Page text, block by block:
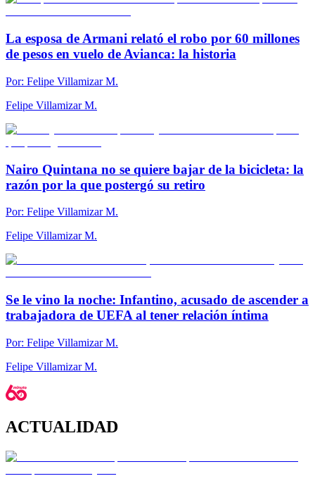
La esposa de Armani relató el robo por 60 millones
de pesos en vuelo de Avianca: la historia
Por: Felipe Villamizar M.
Felipe Villamizar M.
Nairo Quintana no se quiere bajar de la bicicleta: la
razón por la que postergó su retiro
Por: Felipe Villamizar M.
Felipe Villamizar M.
Se le vino la noche: Infantino, acusado de ascender a
trabajadora de UEFA al tener relación íntima
Por: Felipe Villamizar M.
Felipe Villamizar M.
ACTUALIDAD